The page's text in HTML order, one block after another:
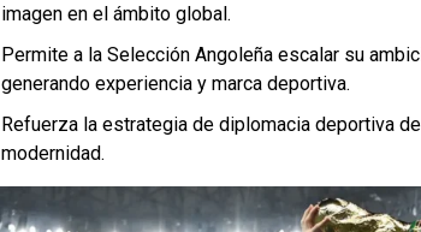
imagen en el ámbito global.
Permite a la Selección Angoleña escalar su
generando experiencia y marca deportiva.
Refuerza la estrategia de diplomacia deportiva
modernidad.